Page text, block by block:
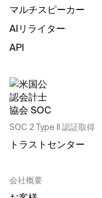
マルチスピーカー
AIリライター
API
SOC 2 Type II 認証取得
トラストセンター
会社概要